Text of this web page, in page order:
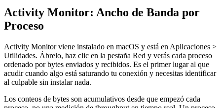
Activity Monitor: Ancho de Banda por
Proceso
Activity Monitor viene instalado en macOS y está en Aplicaciones >
Utilidades. Ábrelo, haz clic en la pestaña Red y verás cada proceso
ordenado por bytes enviados y recibidos. Es el primer lugar al que
acudir cuando algo está saturando tu conexión y necesitas identificar
al culpable sin instalar nada.
Los conteos de bytes son acumulativos desde que empezó cada